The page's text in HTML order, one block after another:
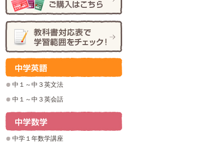
中１～中３英文法
中１～中３英会話
中学１年数学講座